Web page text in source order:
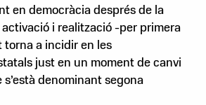
en democràcia després de la
i realització -per primera
torna a incidir en les
just en un moment de canvi
denominant segona